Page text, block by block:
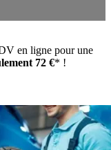
en ligne pour une
72 €* !